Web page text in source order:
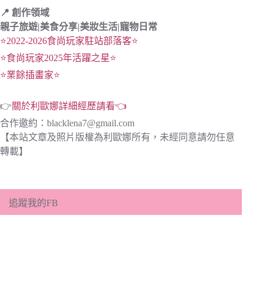
📍 創作領域
親子旅遊|美食分享|美妝生活|寵物日常
⭐2022-2026食尚玩家駐站部落客⭐
⭐食尚玩家2025年活躍之星⭐
⭐業餘插畫家⭐
👉關於利歐娜詳細經歷請看👈
合作邀約： blacklena7@gmail.com
【本站文章及照片版權為利歐娜所有，未經同意請勿任意
轉載】
追蹤我的FB